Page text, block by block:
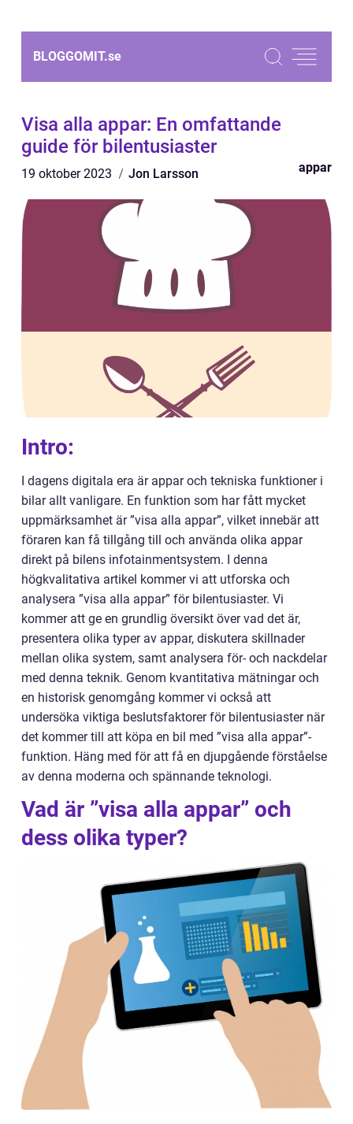
BLOGGOMIT.se
Visa alla appar: En omfattande
guide för bilentusiaster
19 oktober 2023 Jon Larsson appar
Intro:
I dagens digitala era är appar och tekniska funktioner i
bilar allt vanligare. En funktion som har fått mycket
uppmärksamhet är ”visa alla appar”, vilket innebär att
föraren kan få tillgång till och använda olika appar
direkt på bilens infotainmentsystem. I denna
högkvalitativa artikel kommer vi att utforska och
analysera ”visa alla appar” för bilentusiaster. Vi
kommer att ge en grundlig översikt över vad det är,
presentera olika typer av appar, diskutera skillnader
mellan olika system, samt analysera för- och nackdelar
med denna teknik. Genom kvantitativa mätningar och
en historisk genomgång kommer vi också att
undersöka viktiga beslutsfaktorer för bilentusiaster när
det kommer till att köpa en bil med ”visa alla appar”-
funktion. Häng med för att få en djupgående förståelse
av denna moderna och spännande teknologi.
Vad är ”visa alla appar” och
dess olika typer?